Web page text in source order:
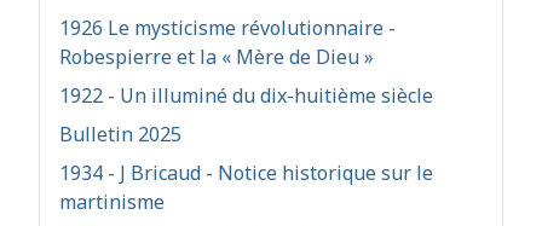
1926 Le mysticisme révolutionnaire -
Robespierre et la « Mère de Dieu »
1922 - Un illuminé du dix-huitième siècle
Bulletin 2025
1934 - J Bricaud - Notice historique sur le
martinisme